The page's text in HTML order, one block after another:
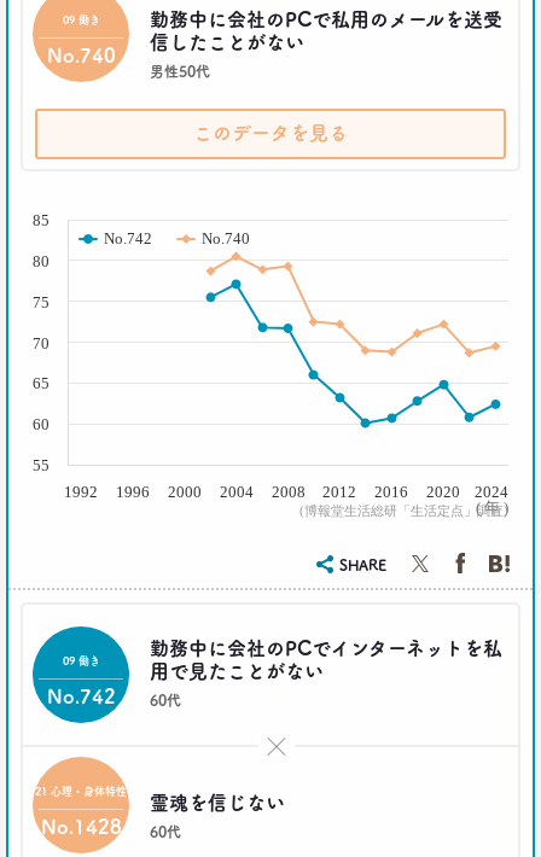
2021.02.09
足りないのはお金より時間
40代おじさんの幸せは“時産”にあり
「43歳からおじさん」が調査で判明！
「7つの特徴」を大分析
--日経クロストレンド 連載①--
生活総研 上席研究員/コピーライター
人気コスプレイヤー･伊織もえさんに聞く 仮装とは
大分違う｢本気コスプレイヤー｣の世界
日本人男性の｢寿司･ラーメン離れ｣
前沢 裕文
2019.04.15
20代4人が語る｢平成の恋愛｣への強烈な違和感
三矢正浩
2019.02.27
｢無趣味になっていく日本人｣の実態と背景事情
勤務中に会社のPCで私用のメールを送受
信したことがない
男性50代
09 働き
No.740
このデータを見る
( 年 )
(博報堂生活総研「生活定点」調査)
No.742 No.740
1992 1996 2000 2004 2008 2012 2016 2020 2024
60
70
55
65
75
80
85
SHARE
勤務中に会社のPCでインターネットを私
用で見たことがない
60代
09 働き
No.742
霊魂を信じない
60代
21 心理・身体特性
No.1428